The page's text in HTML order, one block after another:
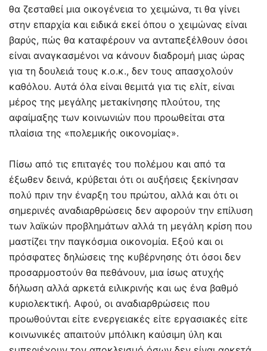
θα ζεσταθεί μια οικογένεια το χειμώνα, τι θα γίνει
στην επαρχία και ειδικά εκεί όπου ο χειμώνας είναι
βαρύς, πώς θα καταφέρουν να ανταπεξέλθουν όσοι
είναι αναγκασμένοι να κάνουν διαδρομή μιας ώρας
για τη δουλειά τους κ.ο.κ., δεν τους απασχολούν
καθόλου. Αυτά όλα είναι θεμιτά για τις ελίτ, είναι
μέρος της μεγάλης μετακίνησης πλούτου, της
αφαίμαξης των κοινωνιών που προωθείται στα
πλαίσια της «πολεμικής οικονομίας».
Πίσω από τις επιταγές του πολέμου και από τα
έξωθεν δεινά, κρύβεται ότι οι αυξήσεις ξεκίνησαν
πολύ πριν την έναρξη του πρώτου, αλλά και ότι οι
σημερινές αναδιαρθρώσεις δεν αφορούν την επίλυση
των λαϊκών προβλημάτων αλλά τη μεγάλη κρίση που
μαστίζει την παγκόσμια οικονομία. Εξού και οι
πρόσφατες δηλώσεις της κυβέρνησης ότι όσοι δεν
προσαρμοστούν θα πεθάνουν, μια ίσως ατυχής
δήλωση αλλά αρκετά ειλικρινής και ως ένα βαθμό
κυριολεκτική. Αφού, οι αναδιαρθρώσεις που
προωθούνται είτε ενεργειακές είτε εργασιακές είτε
κοινωνικές απαιτούν μπόλικη καύσιμη ύλη και